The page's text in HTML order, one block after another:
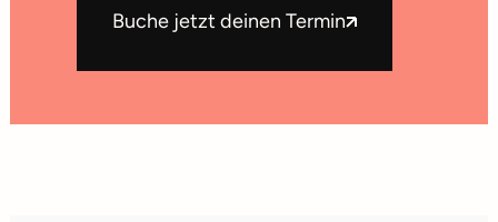
Buche jetzt deinen Termin